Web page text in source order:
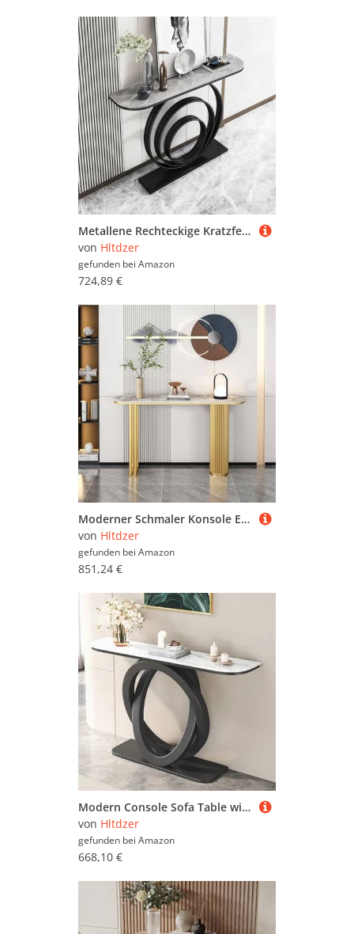
Metallene Rechteckige Kratzfestige Tisch mit Geometrischem Rahmen Industrieller Sofa Tisch Hinter Dem Sofa Veranda-Schrank Schmiedeeisenrahmen Akzent Eingangstisch(E,150*30*80CM/59.1*11.8*31.5IN)
von Hltdzer
gefunden bei Amazon
724,89 €
Moderner Schmaler Konsole Eingangs Akzent Tisch mit Geometrischer Basis Industrieller Steinplatte und Metall Rechteckrahmen Sofa Tisch Hinter Dem Sofa für Wohnzimmer(A,160*30*80CM/63*11.8*31.5IN)
von Hltdzer
gefunden bei Amazon
851,24 €
Modern Console Sofa Table with Geometric Metal Legs Contemporary Iron Console Sofa Table Against The Wall Hotel Long Porch Cabinet for Entrance Living Room(Black,150 * 35 * 85CM/59,1 * 13,8 * 33,5IN)
von Hltdzer
gefunden bei Amazon
668,10 €